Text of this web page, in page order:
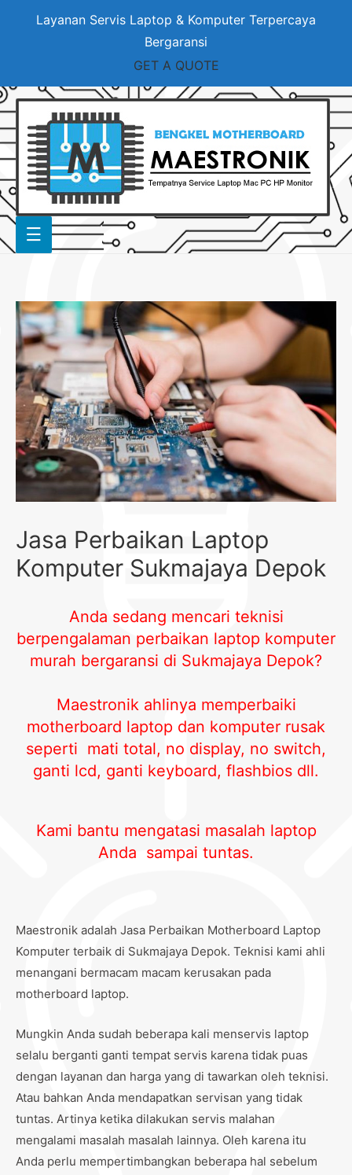
Layanan Servis Laptop & Komputer Terpercaya
Bergaransi
GET A QUOTE
Jasa Perbaikan Laptop
Komputer Sukmajaya Depok
Anda sedang mencari teknisi
berpengalaman perbaikan laptop komputer
murah bergaransi di Sukmajaya Depok?
Maestronik ahlinya memperbaiki
motherboard laptop dan komputer rusak
seperti mati total, no display, no switch,
ganti lcd, ganti keyboard, flashbios dll.
Kami bantu mengatasi masalah laptop
Anda sampai tuntas.
Maestronik adalah Jasa Perbaikan Motherboard Laptop
Komputer terbaik di Sukmajaya Depok. Teknisi kami ahli
menangani bermacam macam kerusakan pada
motherboard laptop.
Mungkin Anda sudah beberapa kali menservis laptop
selalu berganti ganti tempat servis karena tidak puas
dengan layanan dan harga yang di tawarkan oleh teknisi.
Atau bahkan Anda mendapatkan servisan yang tidak
tuntas. Artinya ketika dilakukan servis malahan
mengalami masalah masalah lainnya. Oleh karena itu
Anda perlu mempertimbangkan beberapa hal sebelum